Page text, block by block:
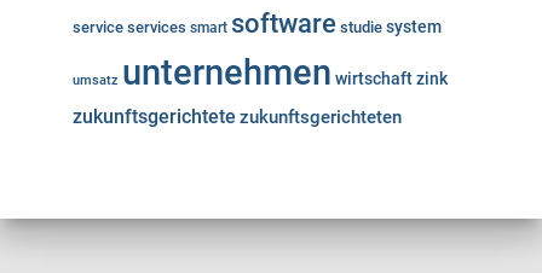
service services smart software studie system
umsatz unternehmen wirtschaftzink
zukunftsgerichtete zukunftsgerichteten